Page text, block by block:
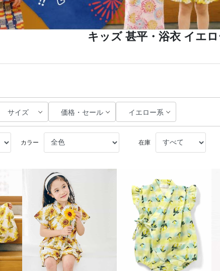
キッズ 甚平・浴衣 イエ
サイズ 価格・セール イエロー系
カラー 在庫